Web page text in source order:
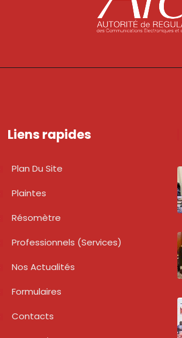
Liens rapides
Plan Du Site
Plaintes
Résomètre
Professionnels (services)
Nos Actualités
Formulaires
Contacts